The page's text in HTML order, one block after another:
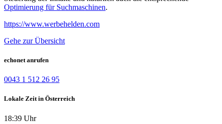
Optimierung für Suchmaschinen.
https://www.werbehelden.com
Gehe zur Übersicht
echonet anrufen
0043 1 512 26 95
Lokale Zeit in Österreich
18:39 Uhr